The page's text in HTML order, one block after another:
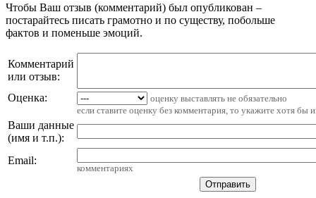
Чтобы Ваш отзыв (комментарий) был опубликован –
постарайтесь писать грамотно и по существу, побольше
фактов и поменьше эмоций.
Комментарий
или отзыв:
Оценка:
оценку выставлять не обязательно
если ставите оценку без комментария, то укажите хотя бы
Ваши данные
(имя и т.п.):
Email:
комментариях